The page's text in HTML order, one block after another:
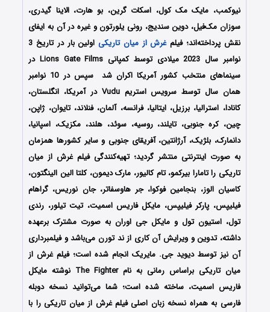
نیوکمب، مایک مک کول، اسکات گرین، بو هارت، الاینا گیدری،
سوزان مک‌فیل، دوین سندیج، رونی یلورتون و غیره در آن به ایفای
نقش پرداخته‌اند؛ فیلمغرش از میان تاریکی
اولین بار در تاریخ 3
نوامبر سال 2023 میلادی توسط کمپانی Lions Gate Films در
سینماهای منتخب کشور آمریکا اکران شد سپس در 10 نوامبر
همان سال توسط سرویس استریم Vudu در آمریکا، انگلستان،
کانادا، استرالیا، برزیل، ایتالیا، فرانسه، آلمان، فنلاند، تایوان، ژاپن،
چین، کره جنوبی، تایلند، روسیه، سوئد، هلند، مکزیک، اسپانیا،
دانمارک، بلژیک، آرژانتین، آفریقای جنوبی و سایر کشورها همزمان
به صورت اینترنتی منتشر گردید؛ تهیه‌کنندگی فیلمغرش از میان
تاریکی را تامارا بیرکمو، تام کالیور، مارک دیمون، کلتا الین الینگتون،
کاسیان الوز، بنجامین فوکوا، جر هاوسفاتر، جان نوریس، گراهام
فیلیپس، پارکر فیلیپس، مایکل فاریس اسمیت، تیت تیلور، رندی
تول، استیون تول و مایکل جی اوران به صورت مشترک برعهده
داشته، تدوین و ویرایش آن کاری از ند تورن می‌باشد و فیلمبرداری
آن نیز توسط دیوید جی. مایریک انجام شده است؛ فیلم غرش از
میان تاریکی براساس رمانی به نام The Fighter نوشته مایکل
فاریس اسمیت، ساخته شده است؛ شما می‌توانید نسخه دوبله
فارسی به همراه نسخه زبان اصلی فیلم غرش از میان تاریکی را با